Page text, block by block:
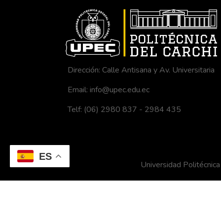
ES
Dirección: Calle Antisana y Av. Universitaria
Email: info@upec.edu.ec
Telf: (06) 2980 837 - 2984 435
Universidad